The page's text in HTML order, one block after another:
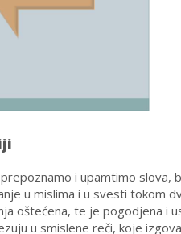
i upamtimo
u mislima i u svesti tokom
oštećena, te je pogodjena i
u smislene reči, koje